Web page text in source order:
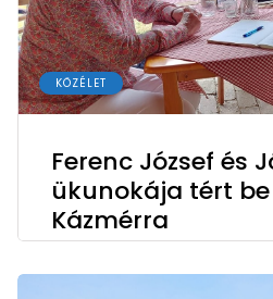
KÖZÉLET
Ferenc József és
ükunokája tért
Kázmérra